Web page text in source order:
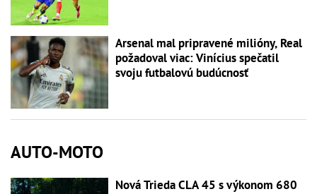
Arsenal mal pripravené milióny, Real
požadoval viac: Vinícius spečatil
svoju futbalovú budúcnosť
AUTO-MOTO
Nová Trieda CLA 45 s výkonom 680